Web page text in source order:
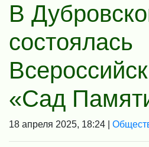
В
состоялась
«Сад
18 апреля 2025, 18:24 |